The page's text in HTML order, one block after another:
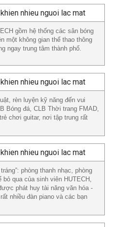
gồm hệ thống các sân bóng
một không gian thể thao thông
ngay trung tâm thành phố.
rèn luyện kỹ năng đến vui
Bóng đá, CLB Thời trang FMAD,
chơi guitar, nơi tập trung rất
phòng thanh nhạc, phòng
qua của sinh viên HUTECH,
phát huy tài năng văn hóa -
nhiều đàn piano và các bạn